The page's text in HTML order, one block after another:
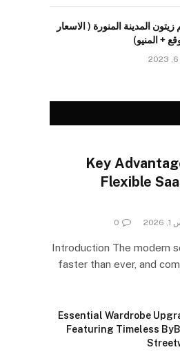
المدينة المنورة ( الاسعار
+ المنيو)
Key
Flexible
0
Introduction The modern
faster than ever, and
Essential Wardrobe
Featuring Timeless